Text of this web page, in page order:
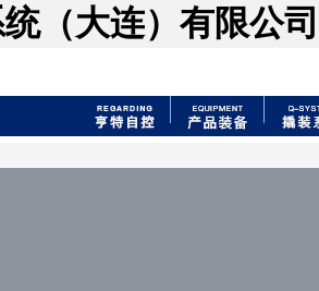
（大连）有限公